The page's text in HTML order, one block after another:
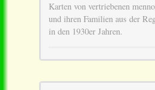
Karten von vertriebenen
und ihren Familien aus der
in den 1930er Jahren.